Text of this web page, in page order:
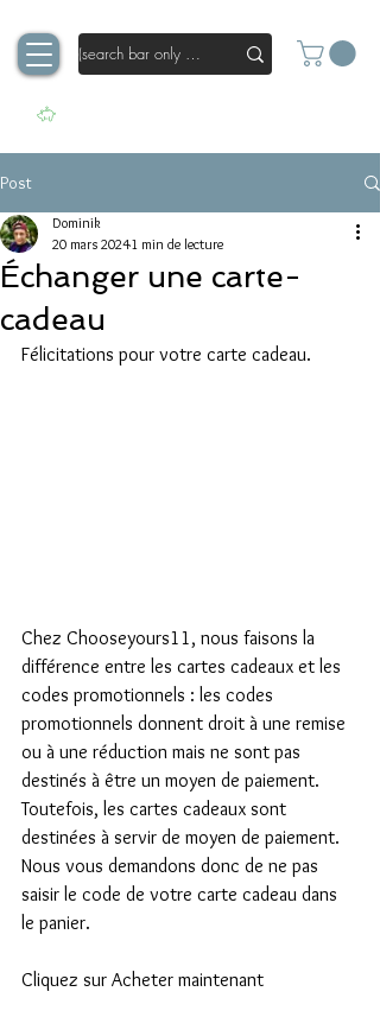
Post
Échanger une carte-
cadeau
Dominik
20 mars 20241 min de lecture
Félicitations pour votre carte cadeau.
Chez Chooseyours11, nous faisons la
différence entre les cartes cadeaux et les
codes promotionnels : les codes
promotionnels donnent droit à une remise
ou à une réduction mais ne sont pas
destinés à être un moyen de paiement.
Toutefois, les cartes cadeaux sont
destinées à servir de moyen de paiement.
Nous vous demandons donc de ne pas
saisir le code de votre carte cadeau dans
le panier.
Cliquez sur Acheter maintenant